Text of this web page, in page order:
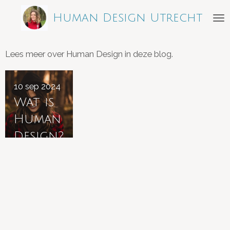
direct
de
hoofdinhoud
Human Design Utrecht
Lees meer over Human Design in deze blog.
Wat is
Human
Design?
10 sep 2024